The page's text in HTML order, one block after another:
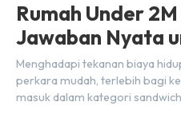
Rumah Under
Jawaban Nyata
Kebutuhan
Menghadapi tekanan biaya
perkara mudah, terlebih bagi
masuk dalam kategori